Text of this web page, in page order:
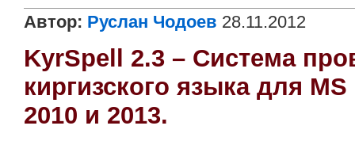
Автор: Руслан Чодоев 28.11.2012
KyrSpell 2.3 – Система
киргизского языка для
2010 и 2013.